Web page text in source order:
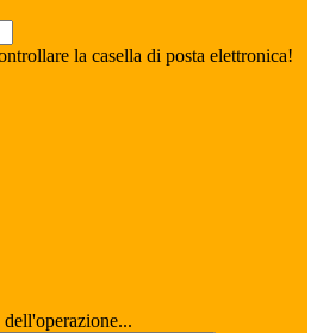
la casella di posta elettronica!